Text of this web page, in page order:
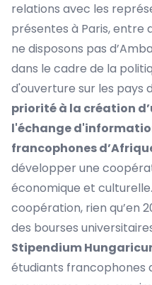
relations avec les
présentes à Paris, entre
ne disposons pas
dans le cadre de la
d'ouverture sur les pays
priorité à la création
l'échange
francophones
développer une
économique et
coopération, rien qu’en
des bourses
Stipendium
étudiants francophones